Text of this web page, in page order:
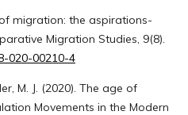
migration: the aspirations-
Migration Studies, 9(8).
020-00210-4
M. J. (2020). The age of
Movements in the Modern